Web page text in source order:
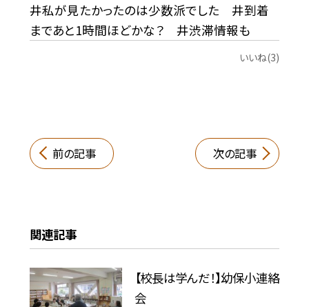
井私が見たかったのは少数派でした 井到着
まであと1時間ほどかな？ 井渋滞情報も
いいね(3)
前の記事 次の記事
関連記事
【校長は学んだ！】幼保小連絡
会